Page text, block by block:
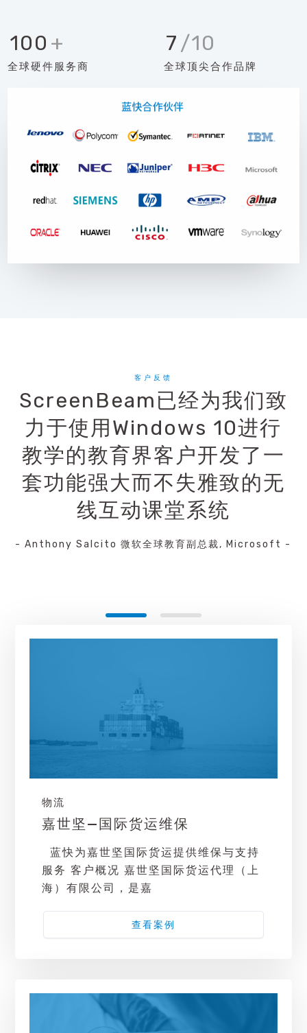
100 +
全球硬件服务商
7 /10
全球顶尖合作品牌
客户反馈
ScreenBeam已经为我们致
力于使用Windows 10进行
教学的教育界客户开发了一
套功能强大而不失雅致的无
线互动课堂系统
- Anthony Salcito 微软全球教育副总裁, Microsoft -
物流
嘉世坚—国际货运维保
蓝快为嘉世坚国际货运提供维保与支持
服务 客户概况 嘉世坚国际货运代理（上
海）有限公司，是嘉
查看案例